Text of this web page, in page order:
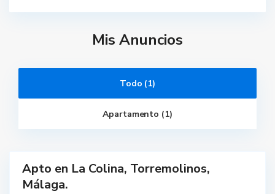
Mis Anuncios
Todo (1)
Apartamento (1)
r
o
Apto en La Colina, Torremolinos,
Málaga.